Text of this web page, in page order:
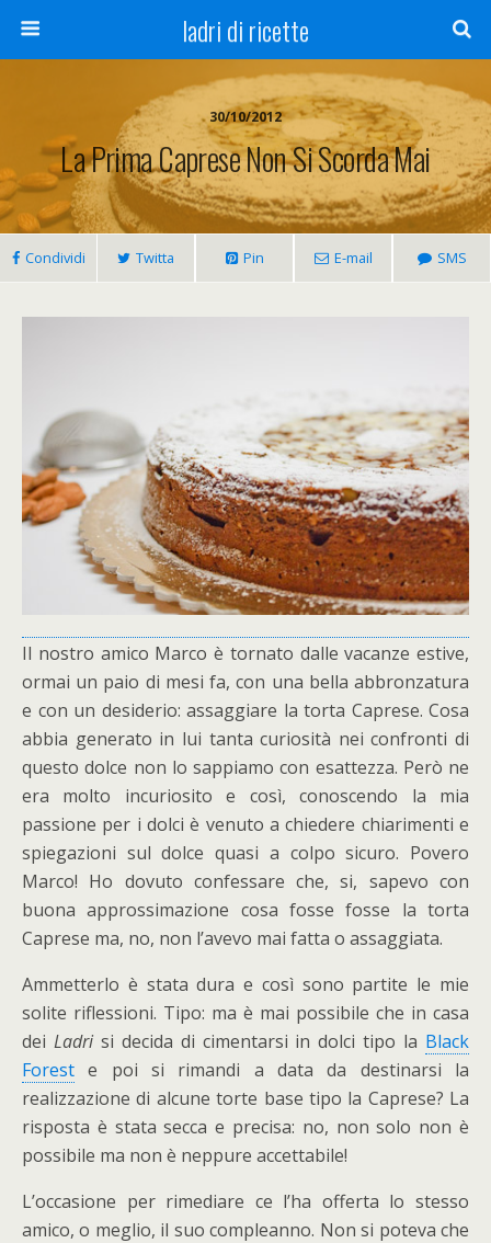
ladri di ricette
30/10/2012
La Prima Caprese Non Si Scorda Mai
Condividi Twitta Pin E-mail SMS
Il nostro amico Marco è tornato dalle vacanze estive,
ormai un paio di mesi fa, con una bella abbronzatura
e con un desiderio: assaggiare la torta Caprese. Cosa
abbia generato in lui tanta curiosità nei confronti di
questo dolce non lo sappiamo con esattezza. Però ne
era molto incuriosito e così, conoscendo la mia
passione per i dolci è venuto a chiedere chiarimenti e
spiegazioni sul dolce quasi a colpo sicuro. Povero
Marco! Ho dovuto confessare che, si, sapevo con
buona approssimazione cosa fosse fosse la torta
Caprese ma, no, non l’avevo mai fatta o assaggiata.
Ammetterlo è stata dura e così sono partite le mie
solite riflessioni. Tipo: ma è mai possibile che in casa
dei Ladrisi decida di cimentarsi in dolci tipo la Black
Forest e poi si rimandi a data da destinarsi la
realizzazione di alcune torte base tipo la Caprese? La
risposta è stata secca e precisa: no, non solo non è
possibile ma non è neppure accettabile!
L’occasione per rimediare ce l’ha offerta lo stesso
amico, o meglio, il suo compleanno. Non si poteva che